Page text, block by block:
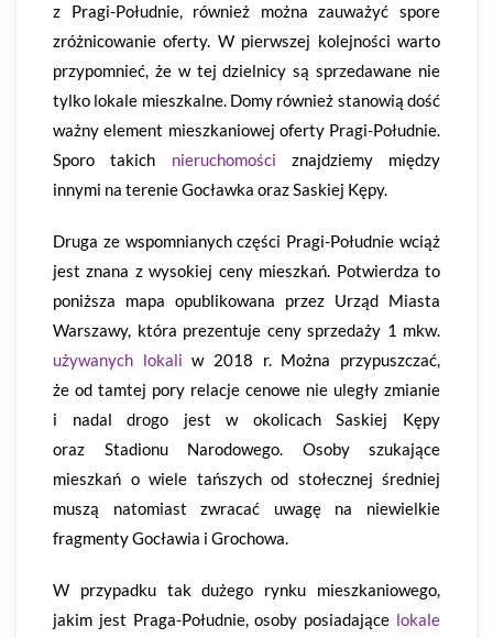
z Pragi-Południe, również można zauważyć spore
zróżnicowanie oferty. W pierwszej kolejności warto
przypomnieć, że w tej dzielnicy są sprzedawane nie
tylko lokale mieszkalne. Domy również stanowią dość
ważny element mieszkaniowej oferty Pragi-Południe.
Sporo takich nieruchomości znajdziemy między
innymi na terenie Gocławka oraz Saskiej Kępy.
Druga ze wspomnianych części Pragi-Południe wciąż
jest znana z wysokiej ceny mieszkań. Potwierdza to
poniższa mapa opublikowana przez Urząd Miasta
Warszawy, która prezentuje ceny sprzedaży 1 mkw.
używanych lokali w 2018 r. Można przypuszczać,
że od tamtej pory relacje cenowe nie uległy zmianie
i nadal drogo jest w okolicach Saskiej Kępy
oraz Stadionu Narodowego. Osoby szukające
mieszkań o wiele tańszych od stołecznej średniej
muszą natomiast zwracać uwagę na niewielkie
fragmenty Gocławia i Grochowa.
W przypadku tak dużego rynku mieszkaniowego,
jakim jest Praga-Południe, osoby posiadające lokale